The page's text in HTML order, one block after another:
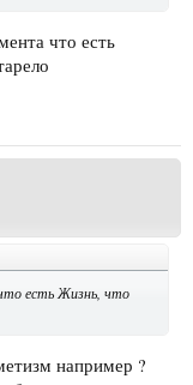
что есть
есть Жизнь, что
например ?